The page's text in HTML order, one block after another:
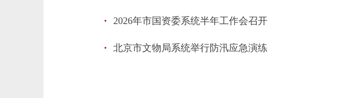
· 2026年市国资委系统半年工作会召开
· 北京市文物局系统举行防汛应急演练